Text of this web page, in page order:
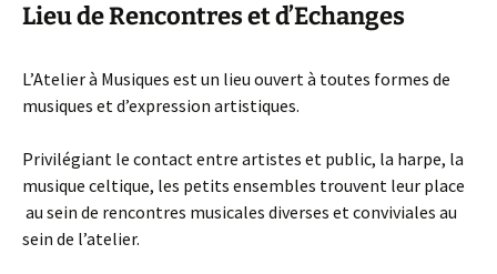
Lieu de Rencontres et d’Echanges
L’Atelier à Musiques est un lieu ouvert à toutes formes de
musiques et d’expression artistiques.
Privilégiant le contact entre artistes et public, la harpe, la
musique celtique, les petits ensembles trouvent leur place
au sein de rencontres musicales diverses et conviviales au
sein de l’atelier.